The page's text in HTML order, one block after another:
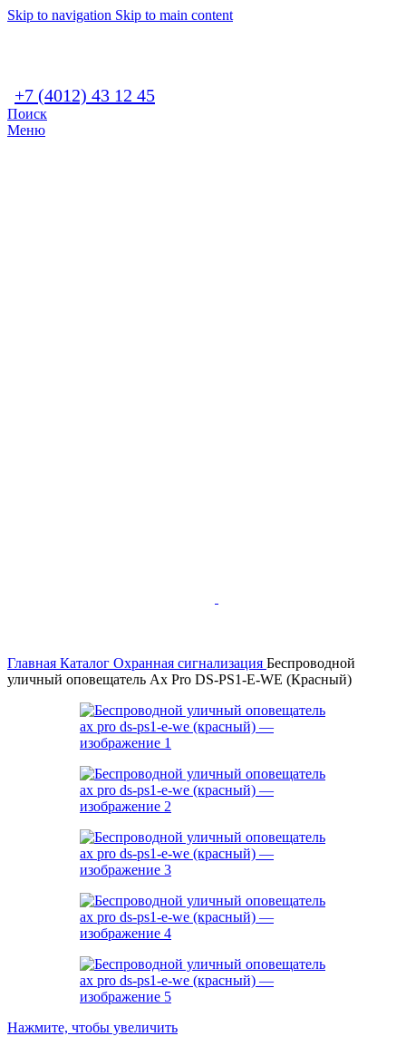
Skip to navigation Skip to main content
+7 (4012) 43 12 45
Поиск
Меню
Главная Каталог Охранная сигнализация Беспроводной
уличный оповещатель Ax Pro DS-PS1-E-WE (Красный)
Нажмите, чтобы увеличить